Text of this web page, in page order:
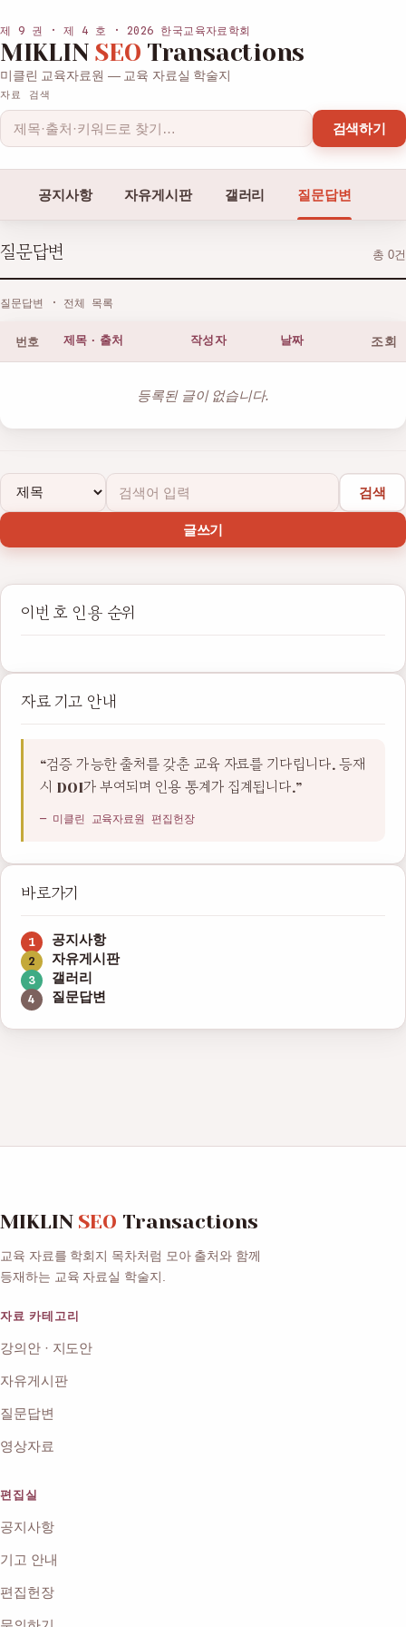
제 9 권 · 제 4 호 · 2026 한국교육자료학회
MIKLINSEO Transactions
미클린 교육자료원 — 교육 자료실 학술지
자료 검색
검색하기
공지사항 자유게시판 갤러리 질문답변
질문답변 총 0건
질문답변 · 전체 목록
번호 제목 · 출처 작성자 날짜 조회
등록된 글이 없습니다.
검색
글쓰기
이번 호 인용 순위
자료 기고 안내
“검증 가능한 출처를 갖춘 교육 자료를 기다립니다. 등재
시 DOI가 부여되며 인용 통계가 집계됩니다.”
— 미클린 교육자료원 편집헌장
바로가기
공지사항
자유게시판
갤러리
질문답변
MIKLIN SEO Transactions
교육 자료를 학회지 목차처럼 모아 출처와 함께
등재하는 교육 자료실 학술지.
자료 카테고리
강의안 · 지도안
자유게시판
질문답변
영상자료
편집실
공지사항
기고 안내
편집헌장